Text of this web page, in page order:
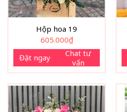
Hộp hoa 19
605.000₫
Đặt ngay
Chat tư
vấn